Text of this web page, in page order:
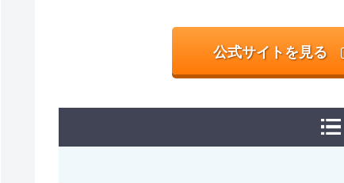
公式サイトを見る